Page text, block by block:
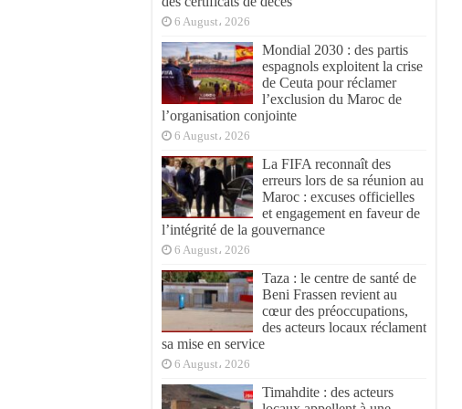
6 August، 2026
Mondial 2030 : des partis
espagnols exploitent la crise
de Ceuta pour réclamer
l’exclusion du Maroc de
l’organisation conjointe
6 August، 2026
La FIFA reconnaît des
erreurs lors de sa réunion au
Maroc : excuses officielles
et engagement en faveur de
l’intégrité de la gouvernance
6 August، 2026
Taza : le centre de santé de
Beni Frassen revient au
cœur des préoccupations,
des acteurs locaux réclament
sa mise en service
6 August، 2026
Timahdite : des acteurs